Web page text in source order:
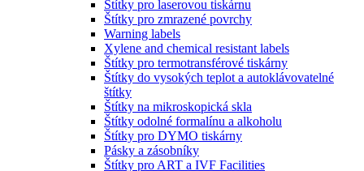
Štítky pro laserovou tiskárnu
Štítky pro zmrazené povrchy
Warning labels
Xylene and chemical resistant labels
Štítky pro termotransférové tiskárny
Štítky do vysokých teplot a autoklávovatelné
štítky
Štítky na mikroskopická skla
Štítky odolné formalínu a alkoholu
Štítky pro DYMO tiskárny
Pásky a zásobníky
Štítky pro ART a IVF Facilities